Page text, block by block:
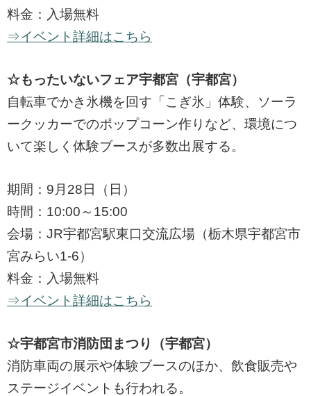
料金：入場無料
⇒イベント詳細はこちら
☆もったいないフェア宇都宮（宇都宮）
自転車でかき氷機を回す「こぎ氷」体験、ソーラ
ークッカーでのポップコーン作りなど、環境につ
いて楽しく体験ブースが多数出展する。
期間：9月28日（日）
時間：10:00～15:00
会場：JR宇都宮駅東口交流広場（栃木県宇都宮市
宮みらい1-6）
料金：入場無料
⇒イベント詳細はこちら
☆宇都宮市消防団まつり（宇都宮）
消防車両の展示や体験ブースのほか、飲食販売や
ステージイベントも行われる。